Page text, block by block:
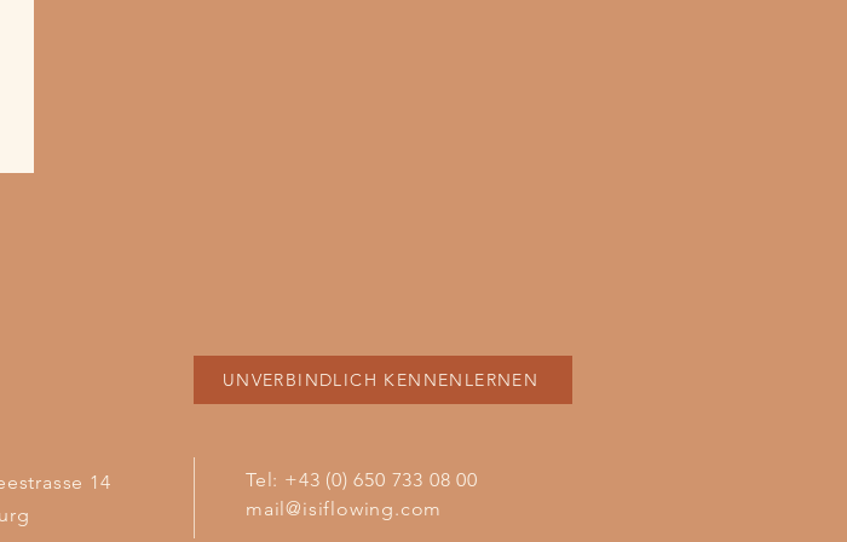
14
UNVERBINDLICH KENNENLERNEN
Tel: +43 (0) 650 733 08 00
mail@isiflowing.com